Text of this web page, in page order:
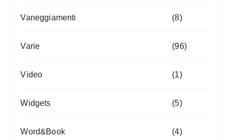
Vaneggiamenti (8)
Varie (96)
Video (1)
Widgets (5)
Word&Book (4)